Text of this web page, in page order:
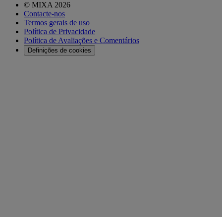
© MIXA 2026
Contacte-nos
Termos gerais de uso
Política de Privacidade
Política de Avaliações e Comentários
Definições de cookies